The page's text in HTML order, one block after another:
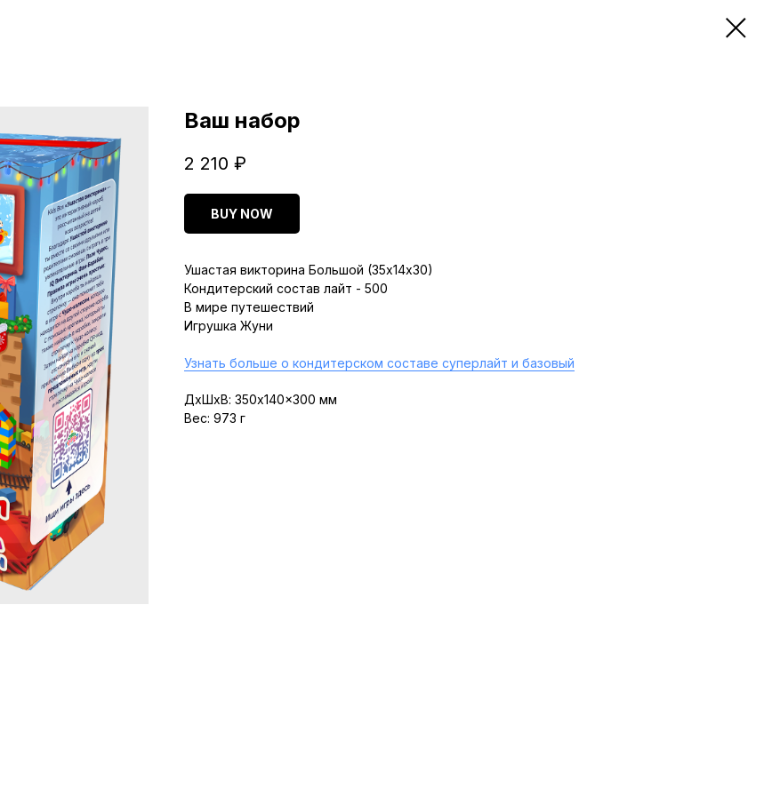
Ваш набор
2 210 ₽
BUY NOW
Ушастая викторина Большой (35х14х30)
Кондитерский состав лайт - 500
В мире путешествий
Игрушка Жуни
Узнать больше о кондитерском составе суперлайт и базовый
ДxШxВ: 350x140x300 мм
Вес: 973 г